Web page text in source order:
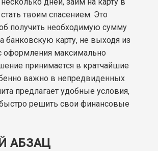
твоим спасением. Это
получить необходимую сумму
банковскую карту, не выходя из
оформления максимально
принимается в кратчайшие
важно в непредвиденных
предлагает удобные условия,
решить свои финансовые
АБЗАЦ